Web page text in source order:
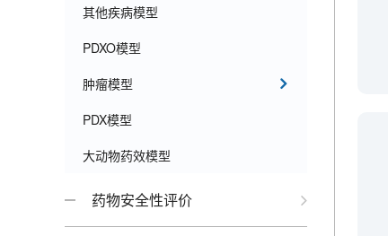
其他疾病模型
PDXO模型
肿瘤模型
PDX模型
大动物药效模型
药物安全性评价